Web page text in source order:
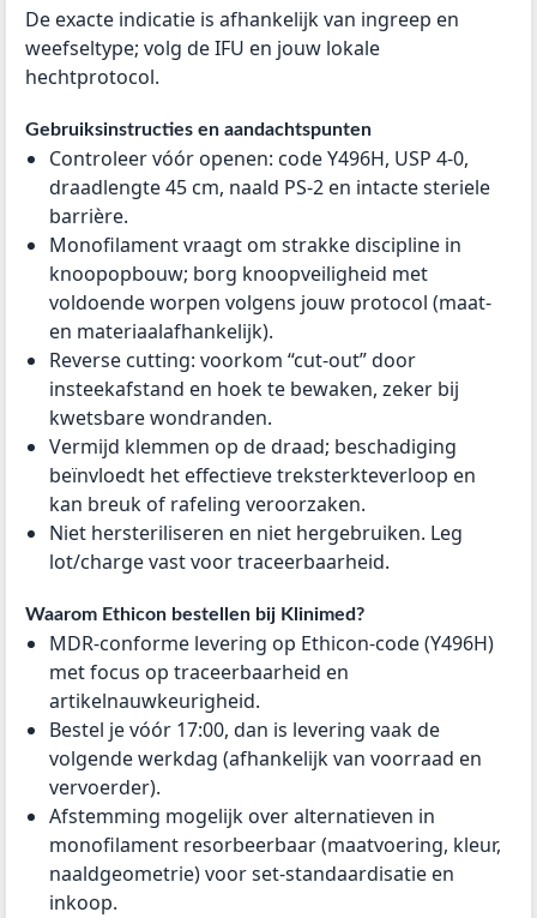
De exacte indicatie is afhankelijk van ingreep en
weefseltype; volg de IFU en jouw lokale
hechtprotocol.
Gebruiksinstructies en aandachtspunten
Controleer vóór openen: code Y496H, USP 4-0,
draadlengte 45 cm, naald PS-2 en intacte steriele
barrière.
Monofilament vraagt om strakke discipline in
knoopopbouw; borg knoopveiligheid met
voldoende worpen volgens jouw protocol (maat-
en materiaalafhankelijk).
Reverse cutting: voorkom “cut-out” door
insteekafstand en hoek te bewaken, zeker bij
kwetsbare wondranden.
Vermijd klemmen op de draad; beschadiging
beïnvloedt het effectieve treksterkteverloop en
kan breuk of rafeling veroorzaken.
Niet hersteriliseren en niet hergebruiken. Leg
lot/charge vast voor traceerbaarheid.
Waarom Ethicon bestellen bij Klinimed?
MDR-conforme levering op Ethicon-code (Y496H)
met focus op traceerbaarheid en
artikelnauwkeurigheid.
Bestel je vóór 17:00, dan is levering vaak de
volgende werkdag (afhankelijk van voorraad en
vervoerder).
Afstemming mogelijk over alternatieven in
monofilament resorbeerbaar (maatvoering, kleur,
naaldgeometrie) voor set-standaardisatie en
inkoop.